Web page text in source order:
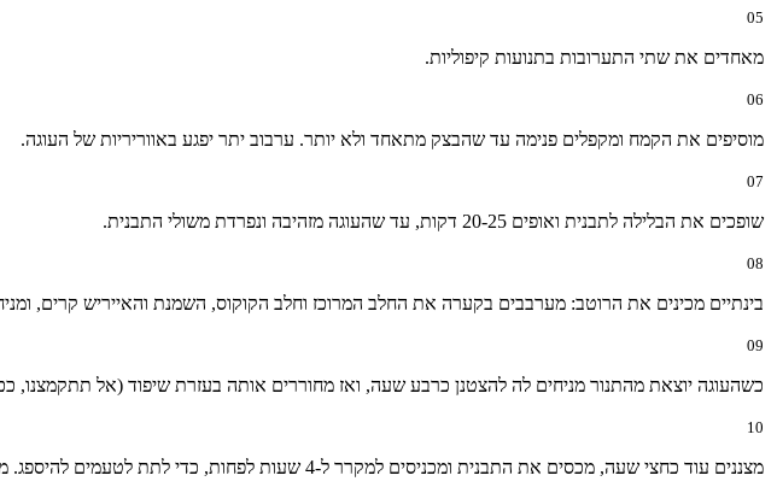
05
מאחדים את שתי התערובות בתנועות קיפוליות.
06
מוסיפים את הקמח ומקפלים פנימה עד שהבצק מתאחד ולא יותר. ערבוב יתר יפגע באווריריות של העוגה.
07
שופכים את הבלילה לתבנית ואופים 20-25 דקות, עד שהעוגה מזהיבה ונפרדת משולי התבנית.
08
בינתיים מכינים את הרוטב: מערבבים בקערה את החלב המרוכז וחלב הקוקוס, השמנת והאייריש קרים,
09
כשהעוגה יוצאת מהתנור מניחים לה להצטנן כרבע שעה, ואז מחוררים אותה בעזרת שיפוד (אל תתקמצנו,
10
מצננים עוד כחצי שעה, מכסים את התבנית ומכניסים למקרר ל-4 שעות לפחות, כדי לתת לטעמים להיספג. מומלץ להכין את העוגה יום מראש – למחרת היא אפילו יותר טעימה.